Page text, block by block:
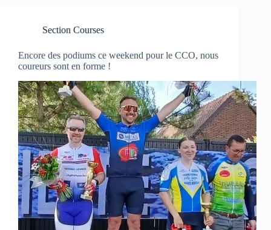
Section Courses
Encore des podiums ce weekend pour le CCO, nous
coureurs sont en forme !